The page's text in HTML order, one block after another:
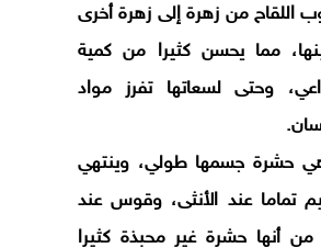
اللقاح من زهرة إلى زهرة أخرى
مما يحسن كثيرا من كمية
وحتى لسعاتها تفرز مواد
حشرة جسمها طولي، وينتهي
عند الأنثى، وقوس عند
من أنها حشرة غير محبذة كثيرا